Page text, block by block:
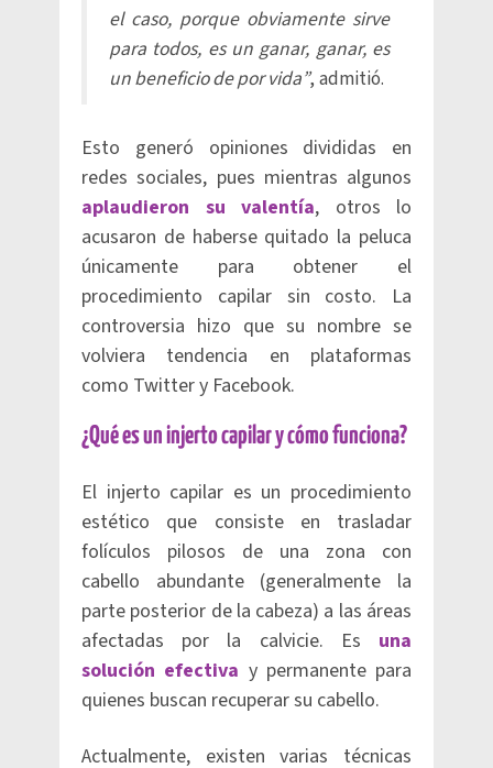
el caso, porque obviamente sirve
para todos, es un ganar, ganar, es
un beneficio de por vida”, admitió.
Esto generó opiniones divididas en
redes sociales, pues mientras algunos
aplaudieron su valentía, otros lo
acusaron de haberse quitado la peluca
únicamente para obtener el
procedimiento capilar sin costo. La
controversia hizo que su nombre se
volviera tendencia en plataformas
como Twitter y Facebook.
¿Qué es un injerto capilar y cómo funciona?
El injerto capilar es un procedimiento
estético que consiste en trasladar
folículos pilosos de una zona con
cabello abundante (generalmente la
parte posterior de la cabeza) a las áreas
afectadas por la calvicie. Es una
solución efectiva y permanente para
quienes buscan recuperar su cabello.
Actualmente, existen varias técnicas